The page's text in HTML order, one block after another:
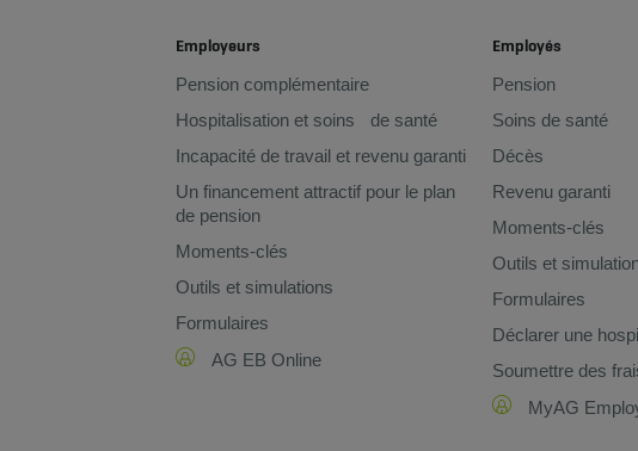
Employeurs
Pension complémentaire
Hospitalisation et soins de santé
Incapacité de travail et revenu garanti
Un financement attractif pour le plan
de pension
Moments-clés
Outils et simulations
Formulaires
AG EB Online
Employés
Pension
Soins de santé
Décès
Revenu garanti
Moments-clés
Outils et
Formulaires
Déclarer une
Soumettre des
MyAG